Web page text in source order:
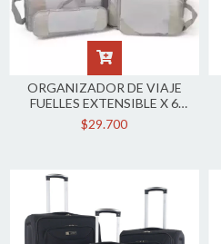
ORGANIZADOR DE VIAJE
FUELLES EXTENSIBLE X 6
PC3313
$29.700